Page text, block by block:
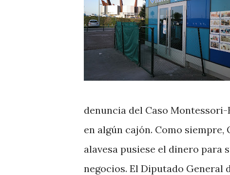
denuncia del Caso
en algún cajón. Como
alavesa pusiese el dinero para
negocios. El Diputado General